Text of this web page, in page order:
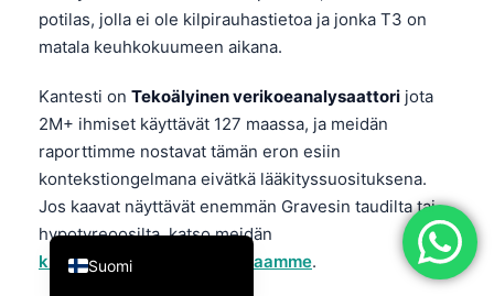
potilas, jolla ei ole kilpirauhastietoa ja jonka T3 on
matala keuhkokuumeen aikana.
Kantesti on Tekoälyinen verikoeanalysaattori jota
2M+ ihmiset käyttävät 127 maassa, ja meidän
raporttimme nostavat tämän eron esiin
kontekstiongelmana eivätkä lääkityssuosituksena.
Jos kaavat näyttävät enemmän Gravesin taudilta tai
hypotyreoosilta, katso meidän
kilpirauhassairauksien oppaamme.
Suomi
English
Deutsch
العربية
Français
Italiano
Español